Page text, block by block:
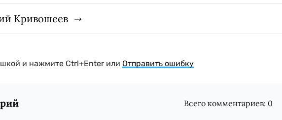
Кривошеев
и нажмите Ctrl+Enter или Отправить ошибку
Всего комментариев: 0